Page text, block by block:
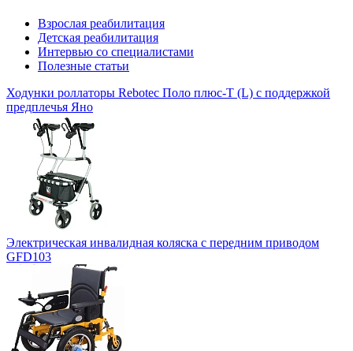
Взрослая реабилитация
Детская реабилитация
Интервью со специалистами
Полезные статьи
Ходунки роллаторы Rebotec Поло плюс-Т (L) с поддержкой
предплечья Яно
Электрическая инвалидная коляска с передним приводом
GFD103